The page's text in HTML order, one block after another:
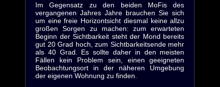
Im Gegensatz zu den beiden MoFis des
vergangenen Jahres Jahre brauchen Sie sich
um eine freie Horizontsicht diesmal keine allzu
großen Sorgen zu machen: zum erwarteten
Beginn der Sichtbarkeit steht der Mond bereits
gut 20 Grad hoch, zum Sichtbarkeitsende mehr
als 40 Grad. Es sollte daher in den meisten
Fällen kein Problem sein, einen geeigneten
Beobachtungsort in der näheren Umgebung
der eigenen Wohnung zu finden.